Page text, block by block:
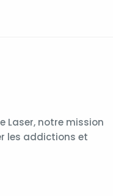
Laser, notre mission
les addictions et